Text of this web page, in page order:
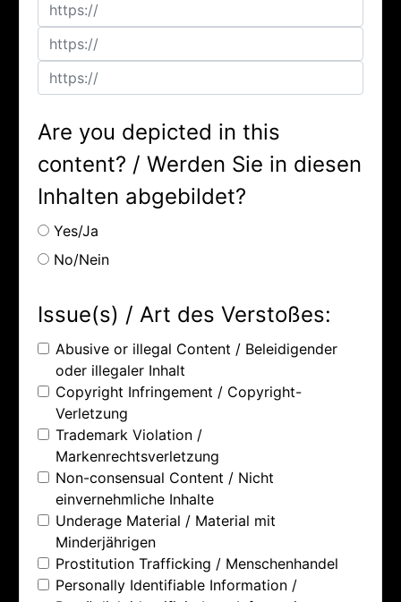
Are you depicted in this
content? / Werden Sie in diesen
Inhalten abgebildet?
Yes/Ja
No/Nein
Issue(s) / Art des Verstoßes:
Abusive or illegal Content / Beleidigender
oder illegaler Inhalt
Copyright Infringement / Copyright-
Verletzung
Trademark Violation /
Markenrechtsverletzung
Non-consensual Content / Nicht
einvernehmliche Inhalte
Underage Material / Material mit
Minderjährigen
Prostitution Trafficking / Menschenhandel
Personally Identifiable Information /